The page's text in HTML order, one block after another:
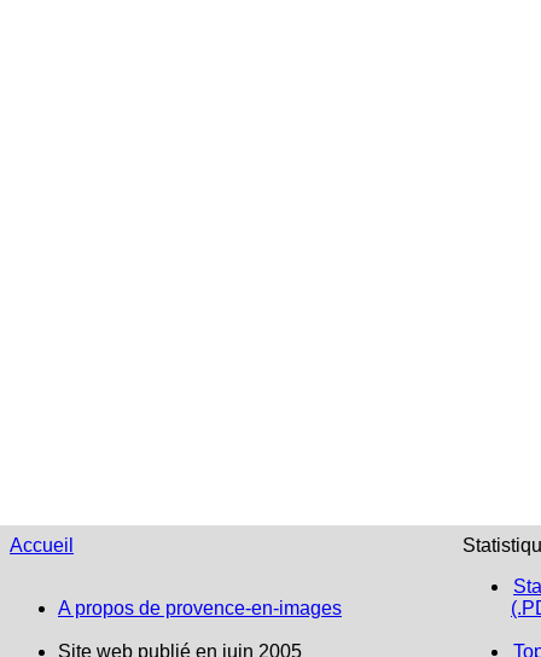
Accueil
A propos de provence-en-images
Site web publié en juin 2005